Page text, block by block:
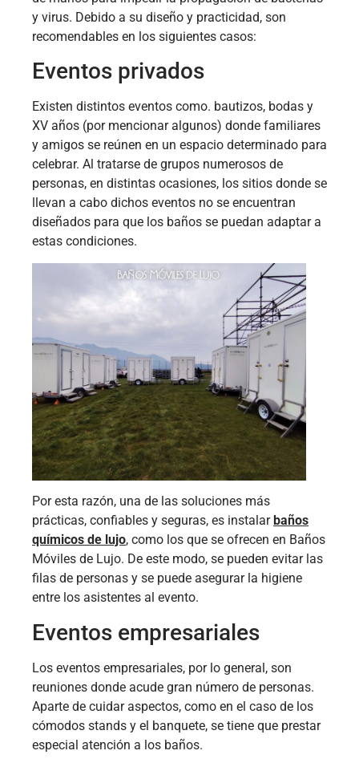
y virus. Debido a su diseño y practicidad, son
recomendables en los siguientes casos:
Eventos privados
Existen distintos eventos como. bautizos, bodas y
XV años (por mencionar algunos) donde familiares
y amigos se reúnen en un espacio determinado para
celebrar. Al tratarse de grupos numerosos de
personas, en distintas ocasiones, los sitios donde se
llevan a cabo dichos eventos no se encuentran
diseñados para que los baños se puedan adaptar a
estas condiciones.
Por esta razón, una de las soluciones más
prácticas, confiables y seguras, es instalar baños
químicos de lujo, como los que se ofrecen en Baños
Móviles de Lujo. De este modo, se pueden evitar las
filas de personas y se puede asegurar la higiene
entre los asistentes al evento.
Eventos empresariales
Los eventos empresariales, por lo general, son
reuniones donde acude gran número de personas.
Aparte de cuidar aspectos, como en el caso de los
cómodos stands y el banquete, se tiene que prestar
especial atención a los baños.